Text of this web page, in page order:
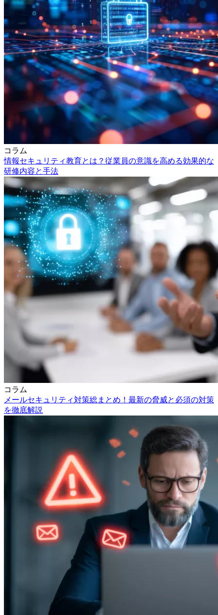
コラム
情報セキュリティ教育とは？従業員の意識を高める効果的な
研修内容と手法
コラム
メールセキュリティ対策総まとめ！最新の脅威と必須の対策
を徹底解説